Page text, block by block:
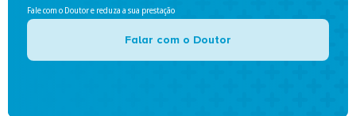
Fale com o Doutor e reduza a sua prestação
Falar com o Doutor